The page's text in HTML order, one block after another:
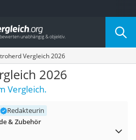
Kategorie
Vergleich 2026
2026
Vergleich.
Redakteurin
& Zubehör